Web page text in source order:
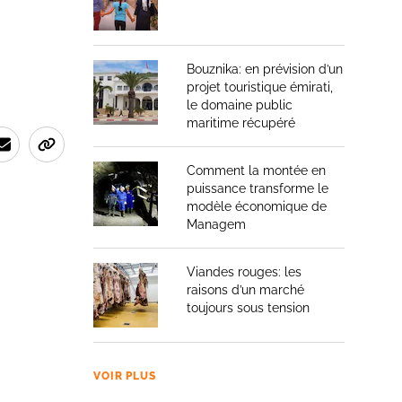
Bouznika: en prévision d’un
projet touristique émirati,
le domaine public
maritime récupéré
Comment la montée en
puissance transforme le
modèle économique de
Managem
Viandes rouges: les
raisons d’un marché
toujours sous tension
VOIR PLUS